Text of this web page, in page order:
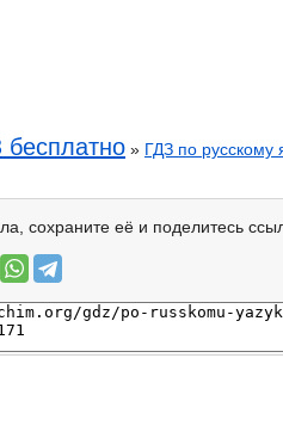
бесплатно » ГДЗ по русскому
сохраните её и поделитесь